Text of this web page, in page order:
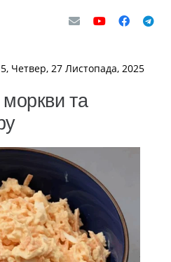
Четвер, 27 Листопада, 2025
моркви та